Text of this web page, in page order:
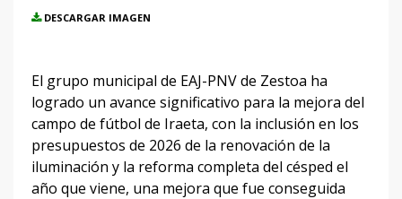
DESCARGAR IMAGEN
El grupo municipal de EAJ-PNV de Zestoa ha
logrado un avance significativo para la mejora del
campo de fútbol de Iraeta, con la inclusión en los
presupuestos de 2026 de la renovación de la
iluminación y la reforma completa del césped el
año que viene, una mejora que fue conseguida